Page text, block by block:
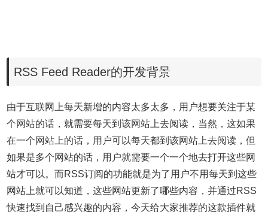
RSS Feed Reader的开发背景
由于互联网上每天新增的内容太多太多，用户想要关注于某
个网站的话，就需要每天到该网站上去阅读，当然，这如果
在一个网站上的话，用户可以每天都到该网站上去阅读，但
如果是多个网站的话，用户就需要一个一个地去打开这些网
站才可以。而RSS订阅的功能就是为了用户不用每天到这些
网站上就可以知道，这些网站更新了哪些内容，并通过RSS
快速找到自己感兴趣的内容，今天给大家推荐的这款插件就